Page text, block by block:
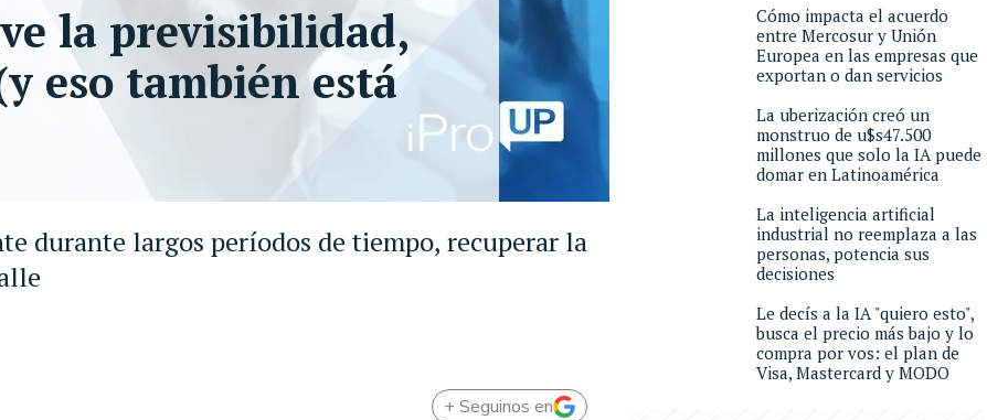
durante largos períodos de tiempo, recuperar la
la previsibilidad,
eso también está
+ Seguinos en
Cómo impacta el acuerdo
entre Mercosur y Unión
Europea en las empresas que
exportan o dan servicios
La uberización creó un
monstruo de u$s47.500
millones que solo la IA puede
domar en Latinoamérica
La inteligencia artificial
industrial no reemplaza a las
personas, potencia sus
decisiones
Le decís a la IA "quiero esto",
busca el precio más bajo y lo
compra por vos: el plan de
Visa, Mastercard y MODO